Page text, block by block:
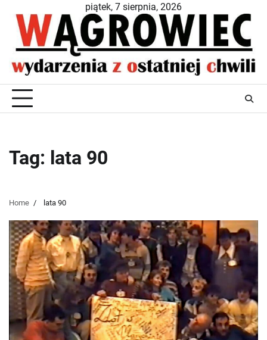
content
piątek, 7 sierpnia, 2026
Tag: lata 90
Home lata 90